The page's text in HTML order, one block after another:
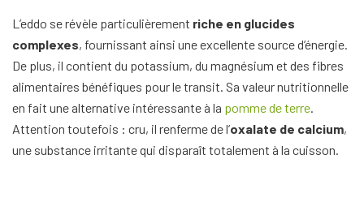
L’eddo se révèle particulièrement riche en glucides
complexes, fournissant ainsi une excellente source d’énergie.
De plus, il contient du potassium, du magnésium et des fibres
alimentaires bénéfiques pour le transit. Sa valeur nutritionnelle
en fait une alternative intéressante à la pomme de terre
Attention toutefois : cru, il renferme de l’oxalate de calcium,
une substance irritante qui disparaît totalement à la cuisson.